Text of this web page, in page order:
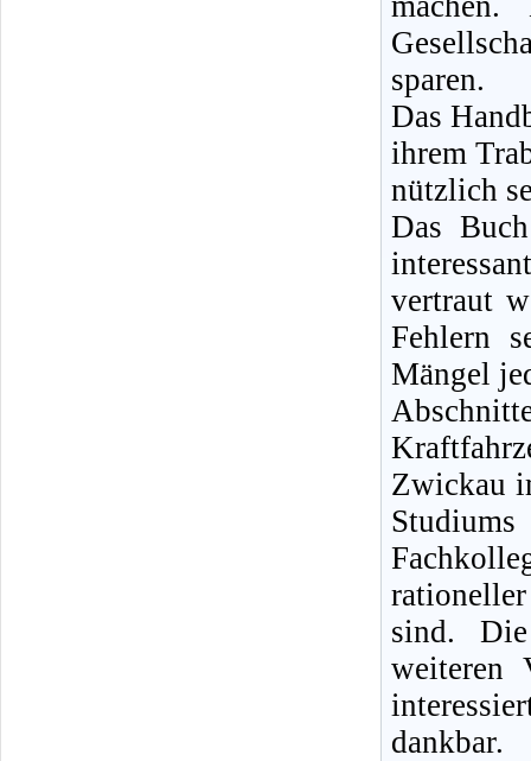
sparen.
Das
ihrem
nützlich
Das
vertraut
Fehlern
Mängel
Zwickau
sind.
weiteren
dankbar.